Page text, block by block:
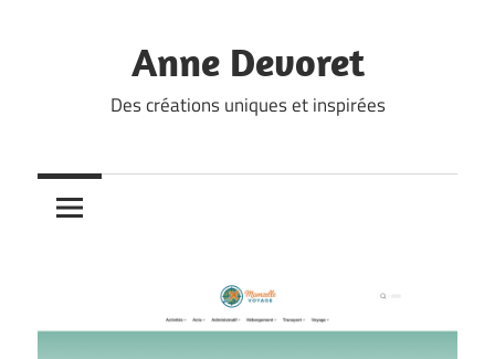
Anne Devoret
Des créations uniques et inspirées